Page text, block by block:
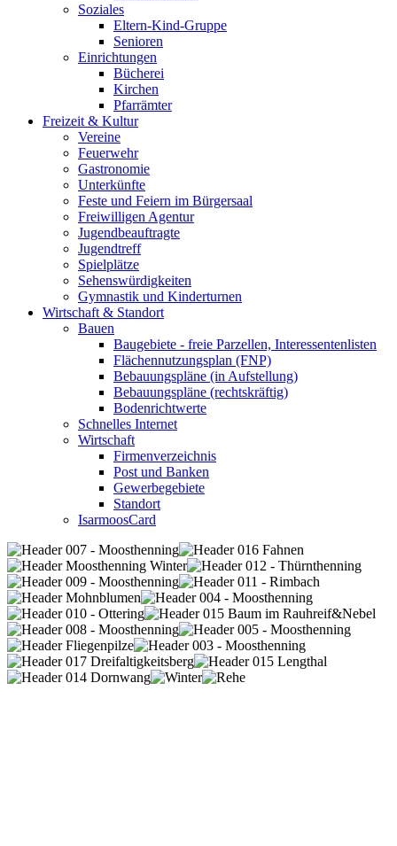
Soziales
Eltern-Kind-Gruppe
Senioren
Einrichtungen
Bücherei
Kirchen
Pfarrämter
Freizeit & Kultur
Vereine
Feuerwehr
Gastronomie
Unterkünfte
Feste und Feiern im Bürgersaal
Freiwilligen Agentur
Jugendbeauftragte
Jugendtreff
Spielplätze
Sehenswürdigkeiten
Gymnastik und Kinderturnen
Wirtschaft & Standort
Bauen
Baugebiete - freie Parzellen, Interessentenlisten
Flächennutzungsplan (FNP)
Bebauungspläne (in Aufstellung)
Bebauungspläne (rechtskräftig)
Bodenrichtwerte
Schnelles Internet
Wirtschaft
Firmenverzeichnis
Post und Banken
Gewerbegebiete
Standort
IsarmoosCard